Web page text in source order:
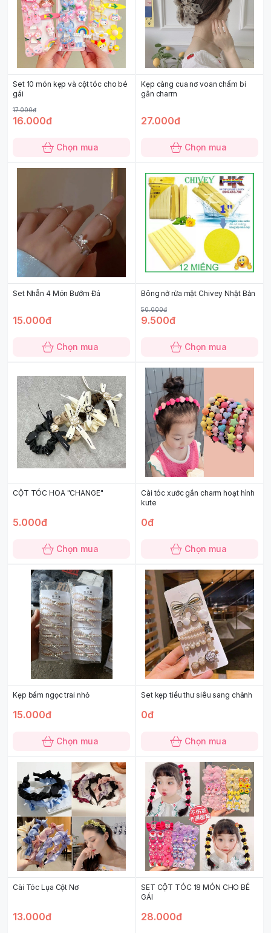
Set 10 món kẹp và cột tóc cho bé
gái
17.000đ
16.000đ
Chọn mua
Kẹp càng cua nơ voan chấm bi
gắn charm
27.000đ
Chọn mua
Set Nhẫn 4 Món Bướm Đá
15.000đ
Chọn mua
Bông nở rửa mặt Chivey Nhật Bản
50.000đ
9.500đ
Chọn mua
CỘT TÓC HOA "CHANGE"
5.000đ
Chọn mua
Cài tóc xước gắn charm hoạt hình
kute
0đ
Chọn mua
Kẹp bấm ngọc trai nhỏ
15.000đ
Chọn mua
Set kẹp tiểu thư siêu sang chảnh
0đ
Chọn mua
Cài Tóc Lụa Cột Nơ
13.000đ
SET CỘT TÓC 18 MÓN CHO BÉ
GÁI
28.000đ